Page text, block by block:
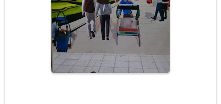
Jasa Lukis Mural Dengan Kualitas Terbaik Se Indonesia
Lukisan Mural Pendidikan Harga Terbaru 2021
Lukisan Mural Tema Lingkungan Untuk Medukasi
Harga Lukisan Mural Dinding Sekolah TK